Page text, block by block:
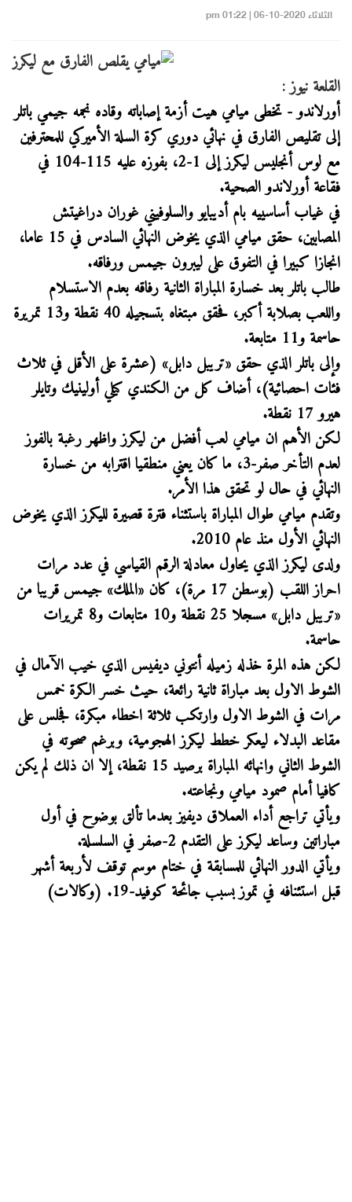
الثلاثاء 2020-10-06 | 01:22 pm
القلعة نيوز :
أورلاندو - تخطى ميامي هيت أزمة إصاباته وقاده نجمه جيمي باتلر
إلى تقليص الفارق في نهائي دوري كرة السلة الأميركي للمحترفين
مع لوس أنجليس ليكرز إلى 1-2، بفوزه عليه 115-104 في
فقاعة أورلاندو الصحية.
في غياب أساسييه بام أديبايو والسلوفيني غوران دراغيتش
المصابين، حقق ميامي الذي يخوض النهائي السادس في 15 عاما،
انجازا كبيرا في التفوق على ليبرون جيمس ورفاقه.
طالب باتلر بعد خسارة المباراة الثانية رفاقه بعدم الاستسلام
واللعب بصلابة أكبر، فحقق مبتغاه بتسجيله 40 نقطة و13 تمريرة
حاسمة و11 متابعة.
وإلى باتلر الذي حقق «تريبل دابل» (عشرة على الأقل في ثلاث
فئات احصائية)، أضاف كل من الكندي كيلي أولينيك وتايلر
هيرو 17 نقطة.
لكن الأهم ان ميامي لعب أفضل من ليكرز واظهر رغبة بالفوز
لعدم التأخر صفر-3، ما كان يعني منطقيا اقترابه من خسارة
النهائي في حال لو تحقق هذا الأمر.
وتقدم ميامي طوال المباراة باستثناء فترة قصيرة لليكرز الذي يخوض
النهائي الأول منذ عام 2010.
ولدى ليكرز الذي يحاول معادلة الرقم القياسي في عدد مرات
احراز اللقب (بوسطن 17 مرة)، كان «الملك» جيمس قريبا من
«تريبل دابل» مسجلا 25 نقطة و10 متابعات و8 تمريرات
حاسمة.
لكن هذه المرة خذله زميله أنتوني ديفيس الذي خيب الآمال في
الشوط الاول بعد مباراة ثانية رائعة، حيث خسر الكرة خمس
مرات في الشوط الاول وارتكب ثلاثة اخطاء مبكرة، فجلس على
مقاعد البدلاء ليعكر خطط ليكرز الهجومية، وبرغم صحوته في
الشوط الثاني وانهائه المباراة برصيد 15 نقطة، إلا ان ذلك لم يكن
كافيا أمام صمود ميامي ونجاعته.
ويأتي تراجع أداء العملاق ديفيز بعدما تألق بوضوح في أول
مباراتين وساعد ليكرز على التقدم 2-صفر في السلسلة.
ويأتي الدور النهائي للمسابقة في ختام موسم توقف لأربعة أشهر
قبل استئنافه في تموز بسبب جائحة كوفيد-19. (وكالات)